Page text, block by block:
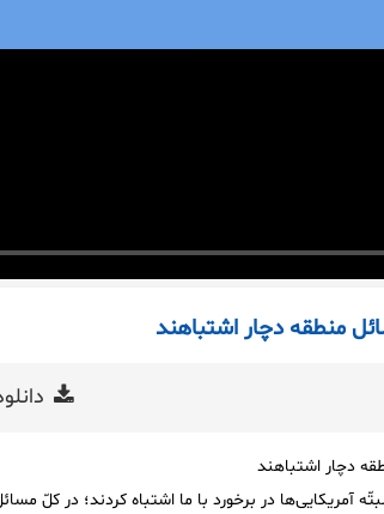
منطقه دچار اشتباهند
دچار اشتباهند
آمریکایی‌ها در برخورد با ما اشتباه کردند؛ در کلّ